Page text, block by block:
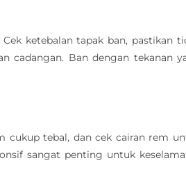
ketebalan tapak ban, pastikan
cadangan. Ban dengan tekanan
cukup tebal, dan cek cairan rem
sangat penting untuk